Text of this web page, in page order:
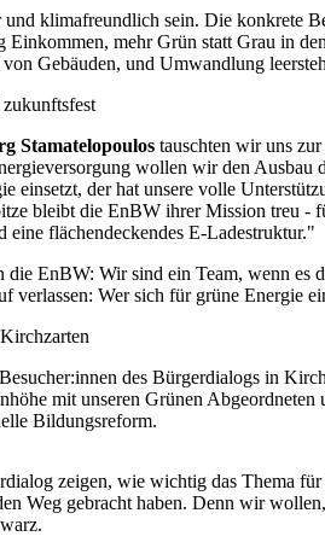
klimafreundlich sein. Die konkrete
mehr Grün statt Grau in
Gebäuden, und Umwandlung
Stamatelopoulos tauschten wir uns
wollen wir den Ausbau
einsetzt, der hat unsere volle
bleibt die EnBW ihrer Mission treu -
eine flächendeckendes E-Ladestruktur."
EnBW: Wir sind ein Team, wenn es
verlassen: Wer sich für grüne Energie
des Bürgerdialogs in
mit unseren Grünen Abgeordneten
Bildungsreform.
zeigen, wie wichtig das Thema
Weg gebracht haben. Denn wir